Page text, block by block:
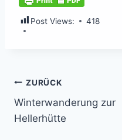
Post Views: 418
ZURÜCK
Winterwanderung zur
Hellerhütte